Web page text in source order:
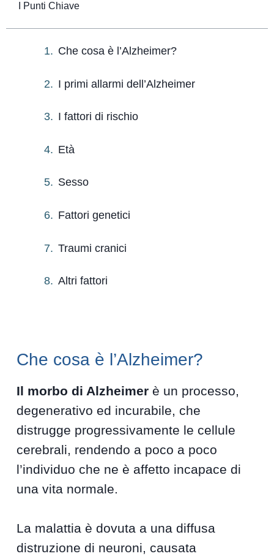
I Punti Chiave
Che cosa è l’Alzheimer?
I primi allarmi dell’Alzheimer
I fattori di rischio
Età
Sesso
Fattori genetici
Traumi cranici
Altri fattori
Che cosa è l’Alzheimer?
Il morbo di Alzheimer è un processo,
degenerativo ed incurabile, che
distrugge progressivamente le cellule
cerebrali, rendendo a poco a poco
l’individuo che ne è affetto incapace di
una vita normale.
La malattia è dovuta a una diffusa
distruzione di neuroni, causata